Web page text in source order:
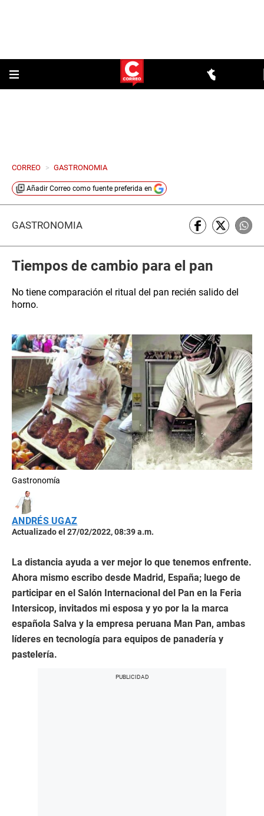
CORREO > GASTRONOMIA
Añadir Correo como fuente preferida en
GASTRONOMÍA
Tiempos de cambio para el pan
No tiene comparación el ritual del pan recién salido del
horno.
Gastronomía
ANDRÉS UGAZ
Actualizado el 27/02/2022, 08:39 a.m.
La distancia ayuda a ver mejor lo que tenemos enfrente.
Ahora mismo escribo desde Madrid, España; luego de
participar en el Salón Internacional del Pan en la Feria
Intersicop, invitados mi esposa y yo por la la marca
española Salva y la empresa peruana Man Pan, ambas
líderes en tecnología para equipos de panadería y
pastelería.